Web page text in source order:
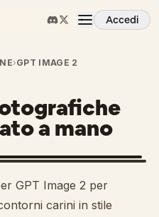
Accedi
›GPT IMAGE 2
a mano
GPT Image 2 per
carini in stile